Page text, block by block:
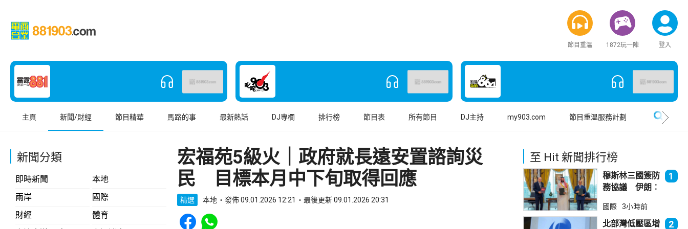
節目重溫 1872玩一陣 登入
主頁 新聞/財經 節目精華 馬路的事 最新熱話 DJ專欄 排行榜 節目表 所有節目 DJ主持 my903.com 節目重溫服務計劃
新聞分類
即時新聞
本地
兩岸
國際
財經
體育
宏福苑5級火｜政府就長遠安置諮詢災
民 目標本月中下旬取得回應
精選 本地 發佈 09.01.2026 12:21 最後更新 09.01.2026 20:31
Share to Facebook
Share to WhatsApp
至 Hit 新聞排行榜
穆斯林三國簽防
務協議 伊朗︰
安全
1
國際 3小時前
北部灣低壓區增 2